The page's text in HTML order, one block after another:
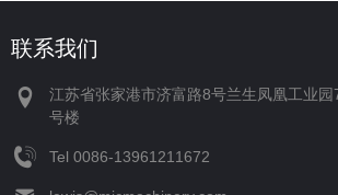
联系我们
江苏省张家港市济富路8号兰生凤凰工业
号楼
Tel ‪0086-13961211672‬